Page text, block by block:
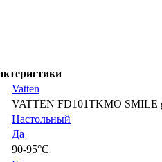
Vatten
VATTEN FD101TKMO SMILE
Настольный
Да
90-95°C